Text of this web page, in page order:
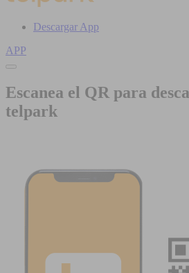
Descargar App
APP
Escanea el QR para
telpark